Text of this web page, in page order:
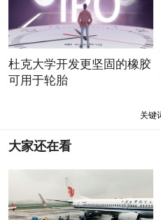
杜克大学开发更坚固的橡胶
可用于轮胎
关键
大家还在看